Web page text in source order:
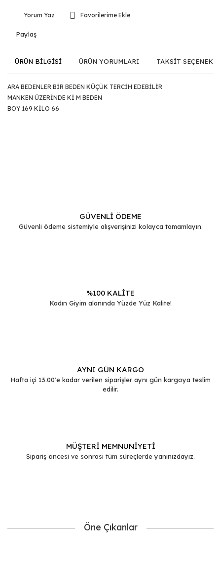
Yorum Yaz
Paylaş
ÜRÜN BİLGİSİ ÜRÜN YORUMLARI TAKSİT
ARA BEDENLER BİR BEDEN KÜÇÜK TERCİH EDEBİLİR
MANKEN ÜZERİNDE Kİ M BEDEN
BOY 169 KİLO 66
Ürün bilgilerinde hatalar bulunuyor.
GÜVENLİ ÖDEME
Güvenli ödeme sistemiyle alışverişinizi kolayca tamamlayın.
%100 KALİTE
Kadın Giyim alanında Yüzde Yüz Kalite!
AYNI GÜN KARGO
Hafta içi 13.00'e kadar verilen siparişler aynı gün kargoya teslim
edilir.
MÜŞTERİ MEMNUNİYETİ
Sipariş öncesi ve sonrası tüm süreçlerde yanınızdayız.
Öne Çıkanlar